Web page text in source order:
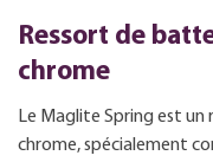
Ressort de
chrome
Le Maglite Spring est
chrome, spécialement